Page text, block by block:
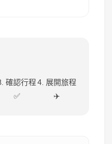
確認行程
✅
4. 展開旅程
✈️